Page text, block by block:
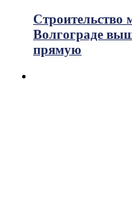
Строительство
Волгограде
прямую